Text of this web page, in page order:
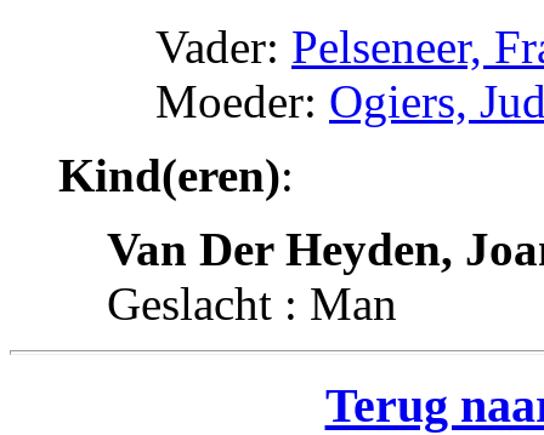
Vader: Pelseneer,
Moeder: Ogiers,
Kind(eren):
Van Der Heyden,
Geslacht : Man
Terug